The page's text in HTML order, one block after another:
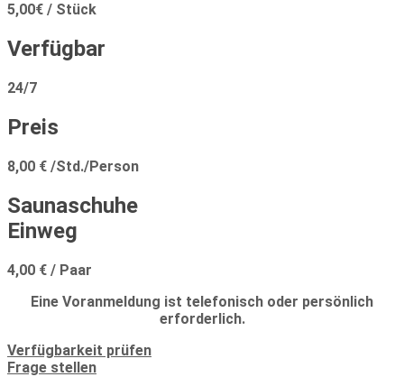
5,00€ / Stück
Verfügbar
24/7
Preis
8,00 € /Std./Person
Saunaschuhe
Einweg
4,00 € / Paar
Eine Voranmeldung ist telefonisch oder persönlich
erforderlich.
Verfügbarkeit prüfen
Frage stellen